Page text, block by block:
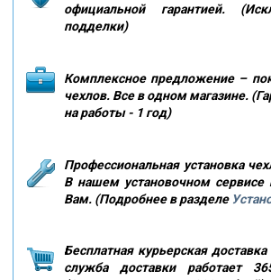
официальной гарантией.
подделки)
Комплексное предложение –
чехлов. Все в одном магазине.
на работы - 1 год)
Профессиональная установка
В нашем установочном
Вам. (Подробнее в разделе
Бесплатная курьерская
служба доставки работает